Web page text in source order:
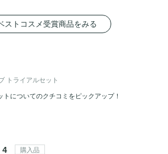
ストコスメ受賞商品をみる
トライアルセット
についてのクチコミをピックアップ！
4 購入品